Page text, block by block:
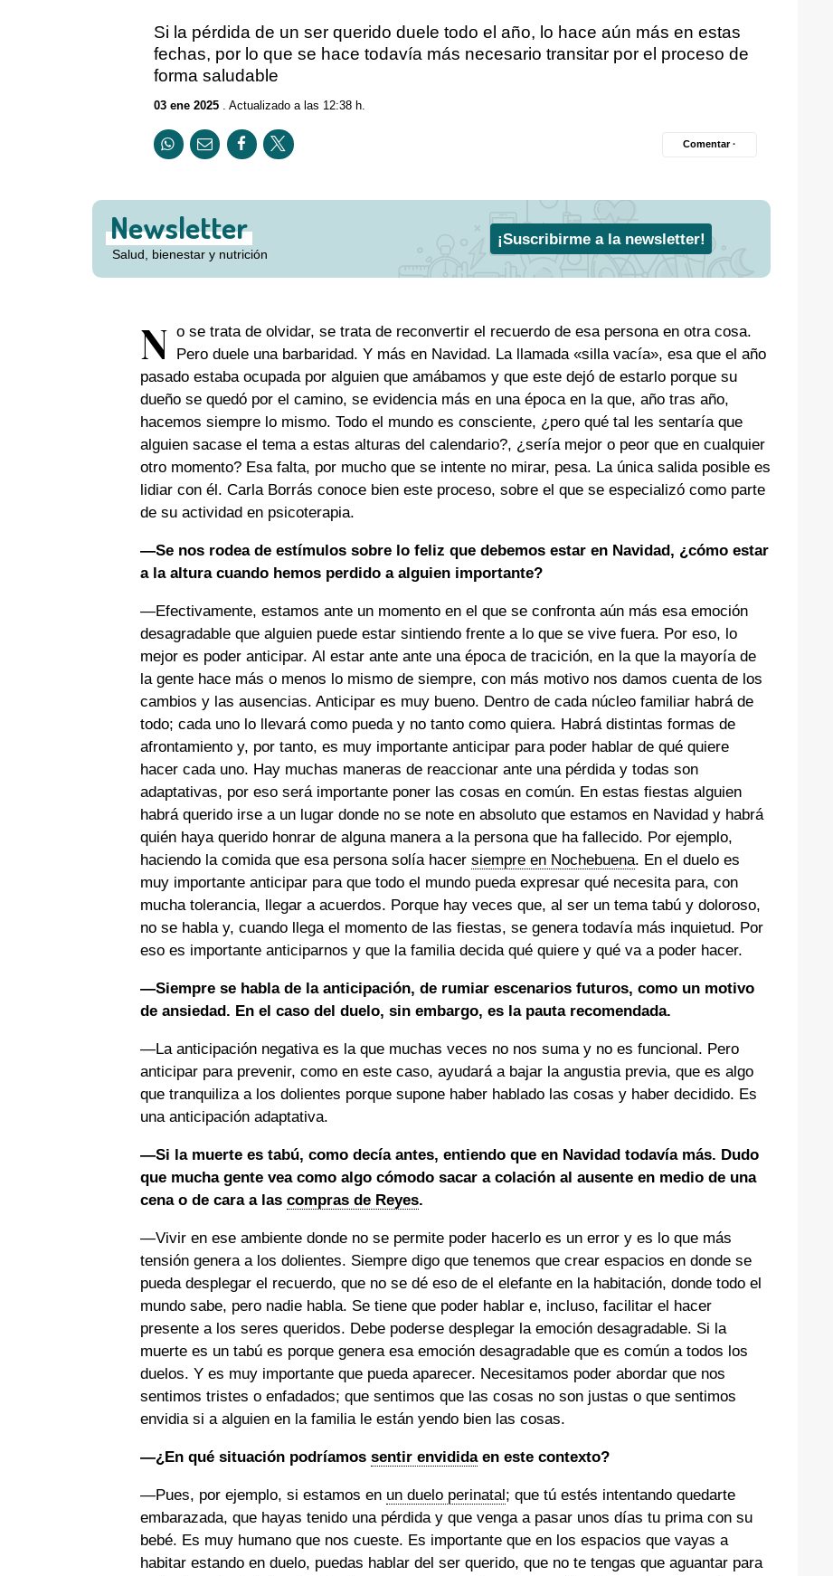
Si la pérdida de un ser querido duele todo el año, lo hace aún más en estas
fechas, por lo que se hace todavía más necesario transitar por el proceso de
forma saludable
03 ene 2025. Actualizado a las 12:38 h.
Comentar ·
Newsletter
Salud, bienestar y nutrición
¡Suscribirme a la newsletter!
N o se trata de olvidar, se trata de reconvertir el recuerdo de esa persona en otra cosa.
Pero duele una barbaridad. Y más en Navidad. La llamada «silla vacía», esa que el año
pasado estaba ocupada por alguien que amábamos y que este dejó de estarlo porque su
dueño se quedó por el camino, se evidencia más en una época en la que, año tras año,
hacemos siempre lo mismo. Todo el mundo es consciente, ¿pero qué tal les sentaría que
alguien sacase el tema a estas alturas del calendario?, ¿sería mejor o peor que en cualquier
otro momento? Esa falta, por mucho que se intente no mirar, pesa. La única salida posible es
lidiar con él. Carla Borrás conoce bien este proceso, sobre el que se especializó como parte
de su actividad en psicoterapia.
—Se nos rodea de estímulos sobre lo feliz que debemos estar en Navidad, ¿cómo estar
a la altura cuando hemos perdido a alguien importante?
—Efectivamente, estamos ante un momento en el que se confronta aún más esa emoción
desagradable que alguien puede estar sintiendo frente a lo que se vive fuera. Por eso, lo
mejor es poder anticipar. Al estar ante ante una época de tracición, en la que la mayoría de
la gente hace más o menos lo mismo de siempre, con más motivo nos damos cuenta de los
cambios y las ausencias. Anticipar es muy bueno. Dentro de cada núcleo familiar habrá de
todo; cada uno lo llevará como pueda y no tanto como quiera. Habrá distintas formas de
afrontamiento y, por tanto, es muy importante anticipar para poder hablar de qué quiere
hacer cada uno. Hay muchas maneras de reaccionar ante una pérdida y todas son
adaptativas, por eso será importante poner las cosas en común. En estas fiestas alguien
habrá querido irse a un lugar donde no se note en absoluto que estamos en Navidad y habrá
quién haya querido honrar de alguna manera a la persona que ha fallecido. Por ejemplo,
haciendo la comida que esa persona solía hacer siempre en Nochebuena. En el duelo es
muy importante anticipar para que todo el mundo pueda expresar qué necesita para, con
mucha tolerancia, llegar a acuerdos. Porque hay veces que, al ser un tema tabú y doloroso,
no se habla y, cuando llega el momento de las fiestas, se genera todavía más inquietud. Por
eso es importante anticiparnos y que la familia decida qué quiere y qué va a poder hacer.
—Siempre se habla de la anticipación, de rumiar escenarios futuros, como un motivo
de ansiedad. En el caso del duelo, sin embargo, es la pauta recomendada.
—La anticipación negativa es la que muchas veces no nos suma y no es funcional. Pero
anticipar para prevenir, como en este caso, ayudará a bajar la angustia previa, que es algo
que tranquiliza a los dolientes porque supone haber hablado las cosas y haber decidido. Es
una anticipación adaptativa.
—Si la muerte es tabú, como decía antes, entiendo que en Navidad todavía más. Dudo
que mucha gente vea como algo cómodo sacar a colación al ausente en medio de una
cena o de cara a las compras de Reyes.
—Vivir en ese ambiente donde no se permite poder hacerlo es un error y es lo que más
tensión genera a los dolientes. Siempre digo que tenemos que crear espacios en donde se
pueda desplegar el recuerdo, que no se dé eso de el elefante en la habitación, donde todo el
mundo sabe, pero nadie habla. Se tiene que poder hablar e, incluso, facilitar el hacer
presente a los seres queridos. Debe poderse desplegar la emoción desagradable. Si la
muerte es un tabú es porque genera esa emoción desagradable que es común a todos los
duelos. Y es muy importante que pueda aparecer. Necesitamos poder abordar que nos
sentimos tristes o enfadados; que sentimos que las cosas no son justas o que sentimos
envidia si a alguien en la familia le están yendo bien las cosas.
—¿En qué situación podríamos sentir envididaen este contexto?
—Pues, por ejemplo, si estamos en un duelo perinatal ; que tú estés intentando quedarte
embarazada, que hayas tenido una pérdida y que venga a pasar unos días tu prima con su
bebé. Es muy humano que nos cueste. Es importante que en los espacios que vayas a
habitar estando en duelo, puedas hablar del ser querido, que no te tengas que aguantar para